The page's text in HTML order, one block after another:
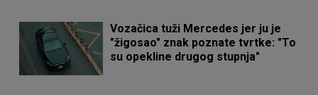
Vozačica tuži Mercedes jer ju je
"žigosao" znak poznate tvrtke: "To
su opekline drugog stupnja"